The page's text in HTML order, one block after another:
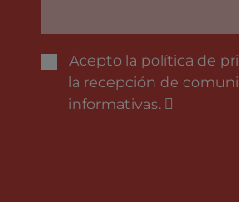
Acepto la política de
la recepción de
informativas.